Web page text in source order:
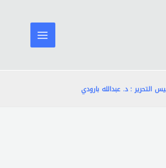
التحرير : د. عبدالله بارودي